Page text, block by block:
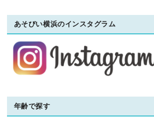
あそびい横浜のインスタグラム
年齢で探す